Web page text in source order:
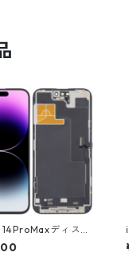
ディスプ